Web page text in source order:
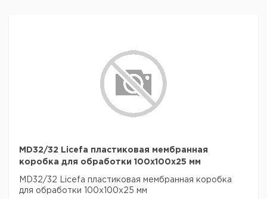
MD32/32 Licefa пластиковая мембранная
коробка для обработки 100x100x25 мм
MD32/32 Licefa пластиковая мембранная коробка
для обработки 100x100x25 мм